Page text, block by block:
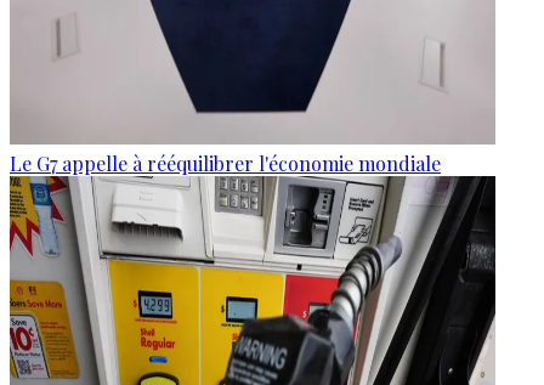
Le G7 appelle à rééquilibrer l'économie mondiale